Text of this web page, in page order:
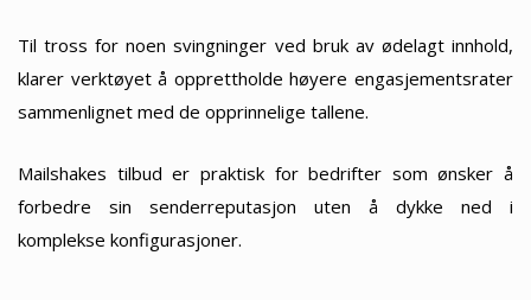
Til tross for noen svingninger ved bruk av ødelagt innhold,
klarer verktøyet å opprettholde høyere engasjementsrater
sammenlignet med de opprinnelige tallene.
Mailshakes tilbud er praktisk for bedrifter som ønsker å
forbedre sin senderreputasjon uten å dykke ned i
komplekse konfigurasjoner.